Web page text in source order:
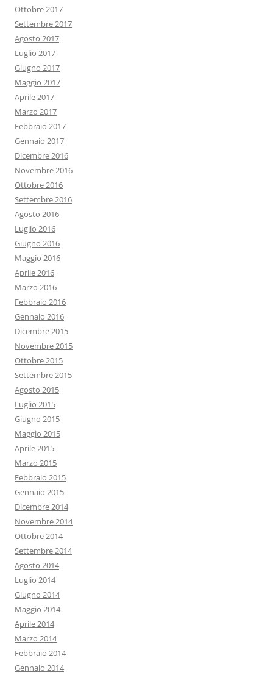
Ottobre 2017
Settembre 2017
Agosto 2017
Luglio 2017
Giugno 2017
Maggio 2017
Aprile 2017
Marzo 2017
Febbraio 2017
Gennaio 2017
Dicembre 2016
Novembre 2016
Ottobre 2016
Settembre 2016
Agosto 2016
Luglio 2016
Giugno 2016
Maggio 2016
Aprile 2016
Marzo 2016
Febbraio 2016
Gennaio 2016
Dicembre 2015
Novembre 2015
Ottobre 2015
Settembre 2015
Agosto 2015
Luglio 2015
Giugno 2015
Maggio 2015
Aprile 2015
Marzo 2015
Febbraio 2015
Gennaio 2015
Dicembre 2014
Novembre 2014
Ottobre 2014
Settembre 2014
Agosto 2014
Luglio 2014
Giugno 2014
Maggio 2014
Aprile 2014
Marzo 2014
Febbraio 2014
Gennaio 2014